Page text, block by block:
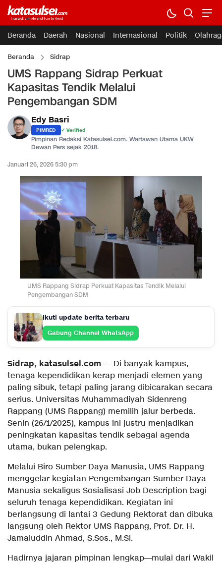
Beranda Daerah Nasional Internasional Politik
Beranda Sidrap
UMS Rappang Sidrap Perkuat
Kapasitas Tendik Melalui
Pengembangan SDM
Edy Basri
PIMRED ✓ Verified
Pimpinan Redaksi Katasulsel.com. Wartawan Utama UKW
Dewan Pers sejak 2018.
Januari 26, 2026 5:30 pm
UMS Rappang Sidrap Perkuat Kapasitas Tendik Melalui
Pengembangan SDM
Ikuti update berita terbaru
Gabung Channel WhatsApp
Sidrap, katasulsel.com — Di banyak kampus,
tenaga kependidikan kerap menjadi elemen yang
paling sibuk, tetapi paling jarang dibicarakan secara
serius. Universitas Muhammadiyah Sidenreng
Rappang (UMS Rappang) memilih jalur berbeda.
Senin (26/1/2025), kampus ini justru menjadikan
peningkatan kapasitas tendik sebagai agenda
utama, bukan pelengkap.
Melalui Biro Sumber Daya Manusia, UMS Rappang
menggelar kegiatan Pengembangan Sumber Daya
Manusia sekaligus Sosialisasi Job Description bagi
seluruh tenaga kependidikan. Kegiatan ini
berlangsung di lantai 3 Gedung Rektorat dan dibuka
langsung oleh Rektor UMS Rappang, Prof. Dr. H.
Jamaluddin Ahmad, S.Sos., M.Si.
Hadirnya jajaran pimpinan lengkap—mulai dari Wakil